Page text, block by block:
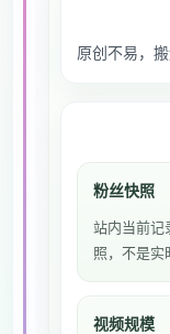
原创不易，搬
粉丝快照
站内当前记
照，不是实
视频规模